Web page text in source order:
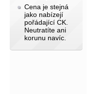
Cena je stejná
jako nabízejí
pořádající CK.
Neutratíte ani
korunu navíc.